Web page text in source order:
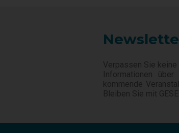
Verpassen Sie keine
Informationen
kommende
Bleiben Sie mit